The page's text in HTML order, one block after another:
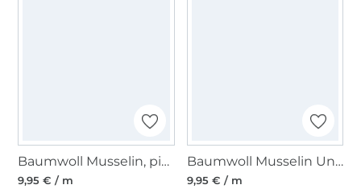
Baumwoll Musselin, pink
9,95 € / m
Baumwoll Musselin Uni, lachs
9,95 € / m